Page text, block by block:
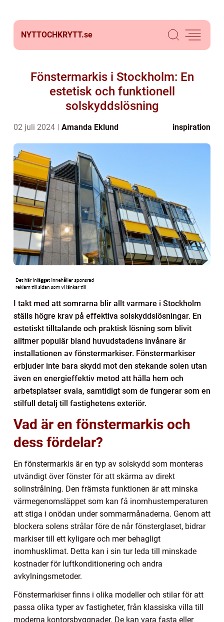
NYTTOCHKRYTT.se
Fönstermarkis i Stockholm: En
estetisk och funktionell
solskyddslösning
02 juli 2024 Amanda Eklund inspiration
I takt med att somrarna blir allt varmare i Stockholm
ställs högre krav på effektiva solskyddslösningar. En
estetiskt tilltalande och praktisk lösning som blivit
alltmer populär bland huvudstadens invånare är
installationen av fönstermarkiser. Fönstermarkiser
erbjuder inte bara skydd mot den stekande solen utan
även en energieffektiv metod att hålla hem och
arbetsplatser svala, samtidigt som de fungerar som en
stilfull detalj till fastighetens exteriör.
Vad är en fönstermarkis och
dess fördelar?
En fönstermarkis är en typ av solskydd som monteras
utvändigt över fönster för att skärma av direkt
solinstrålning. Den främsta funktionen är att minska
värmegenomsläppet som kan få inomhustemperaturen
att stiga i onödan under sommarmånaderna. Genom att
blockera solens strålar före de når fönsterglaset, bidrar
markiser till ett kyligare och mer behagligt
inomhusklimat. Detta kan i sin tur leda till minskade
kostnader för luftkonditionering och andra
avkylningsmetoder.
Fönstermarkiser finns i olika modeller och stilar för att
passa olika typer av fastigheter, från klassiska villa till
moderna kontorsbyggnader. De kan vara fasta eller